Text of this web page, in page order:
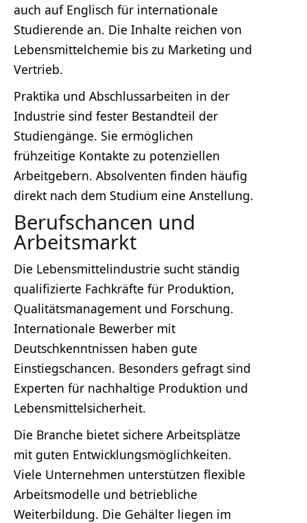
auch auf Englisch für internationale
Studierende an. Die Inhalte reichen von
Lebensmittelchemie bis zu Marketing und
Vertrieb.
Praktika und Abschlussarbeiten in der
Industrie sind fester Bestandteil der
Studiengänge. Sie ermöglichen
frühzeitige Kontakte zu potenziellen
Arbeitgebern. Absolventen finden häufig
direkt nach dem Studium eine Anstellung.
Berufschancen und
Arbeitsmarkt
Die Lebensmittelindustrie sucht ständig
qualifizierte Fachkräfte für Produktion,
Qualitätsmanagement und Forschung.
Internationale Bewerber mit
Deutschkenntnissen haben gute
Einstiegschancen. Besonders gefragt sind
Experten für nachhaltige Produktion und
Lebensmittelsicherheit.
Die Branche bietet sichere Arbeitsplätze
mit guten Entwicklungsmöglichkeiten.
Viele Unternehmen unterstützen flexible
Arbeitsmodelle und betriebliche
Weiterbildung. Die Gehälter liegen im